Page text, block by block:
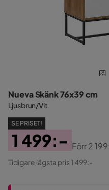
Nueva Skänk 76x39 cm
Ljusbrun/Vit
SE PRISET!
Pris
1 499:-
Original
Pris
Förr2
Tidigare lägsta pris 1 499:-